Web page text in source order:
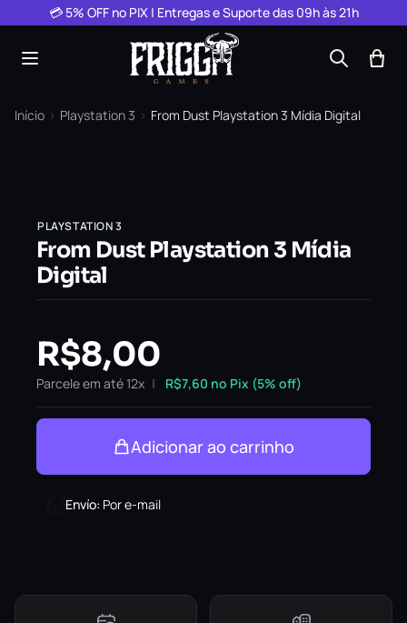
Pular para o conteúdo
💳 5% OFF no PIX | Entregas e Suporte das 09h às 21h
Início › Playstation 3 › From Dust Playstation 3 Mídia Digital
PLAYSTATION 3
From Dust Playstation 3 Mídia
Digital
R$8,00
Parcele em até 12x R$7,60 no Pix (5% off)
Adicionar ao carrinho
Envío: Por e-mail